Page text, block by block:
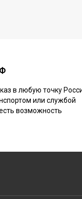
в любую точку
или службой
возможность